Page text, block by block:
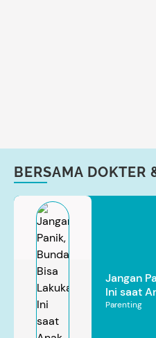
BERSAMA DOKTER
Jangan
Ini saat
Parenting